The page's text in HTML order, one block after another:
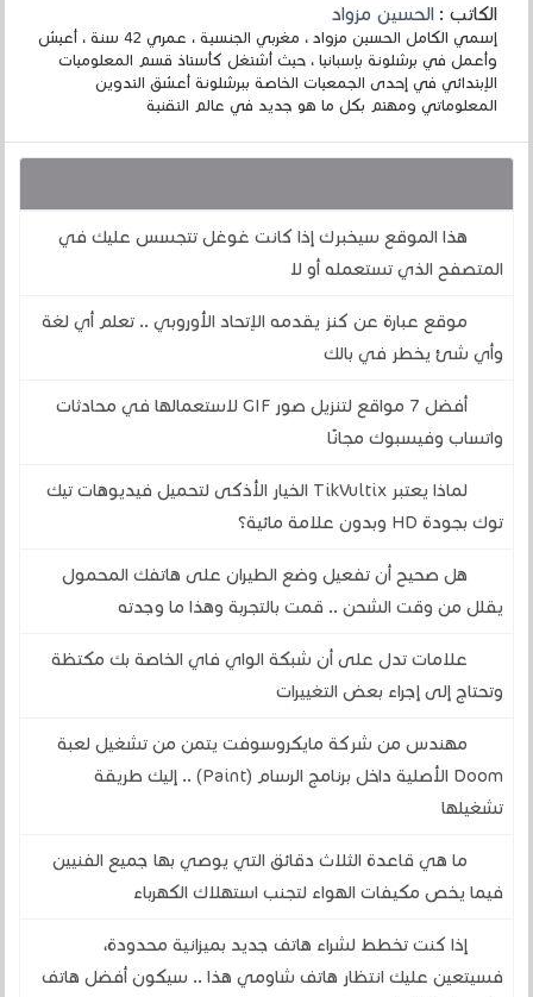
الكاتب :الحسين مزواد
إسمي الكامل الحسين مزواد ، مغربي الجنسية ، عمري 42 سنة ، أعيش
وأعمل في برشلونة بإسبانيا ، حيث أشتغل كأستاذ قسم المعلوميات
الإبتدائي في إحدى الجمعيات الخاصة ببرشلونة أعشق التدوين
المعلوماتي ومهتم بكل ما هو جديد في عالم التقنية
هذا الموقع سيخبرك إذا كانت غوغل تتجسس عليك في
المتصفح الذي تستعمله أو لا
موقع عبارة عن كنز يقدمه الإتحاد الأوروبي .. تعلم أي لغة
وأي شئ يخطر في بالك
أفضل 7 مواقع لتنزيل صور GIF لاستعمالها في محادثات
واتساب وفيسبوك مجانًا
لماذا يعتبر TikVultix الخيار الأذكى لتحميل فيديوهات تيك
توك بجودة HD وبدون علامة مائية؟
هل صحيح أن تفعيل وضع الطيران على هاتفك المحمول
يقلل من وقت الشحن .. قمت بالتجربة وهذا ما وجدته
علامات تدل على أن شبكة الواي فاي الخاصة بك مكتظة
وتحتاج إلى إجراء بعض التغييرات
مهندس من شركة مايكروسوفت يتمن من تشغيل لعبة
Doom الأصلية داخل برنامج الرسام (Paint) .. إليك طريقة
تشغيلها
ما هي قاعدة الثلاث دقائق التي يوصي بها جميع الفنيين
فيما يخص مكيفات الهواء لتجنب استهلاك الكهرباء
إذا كنت تخطط لشراء هاتف جديد بميزانية محدودة،
فسيتعين عليك انتظار هاتف شاومي هذا .. سيكون أفضل هاتف